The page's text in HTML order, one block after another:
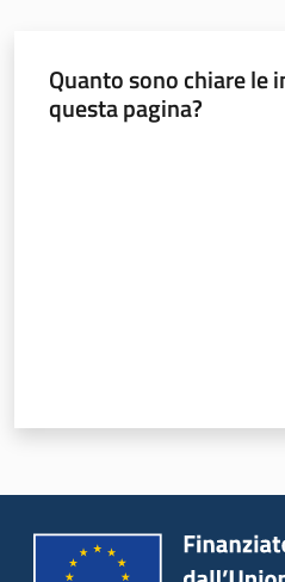
Quanto sono chiare le
questa pagina?